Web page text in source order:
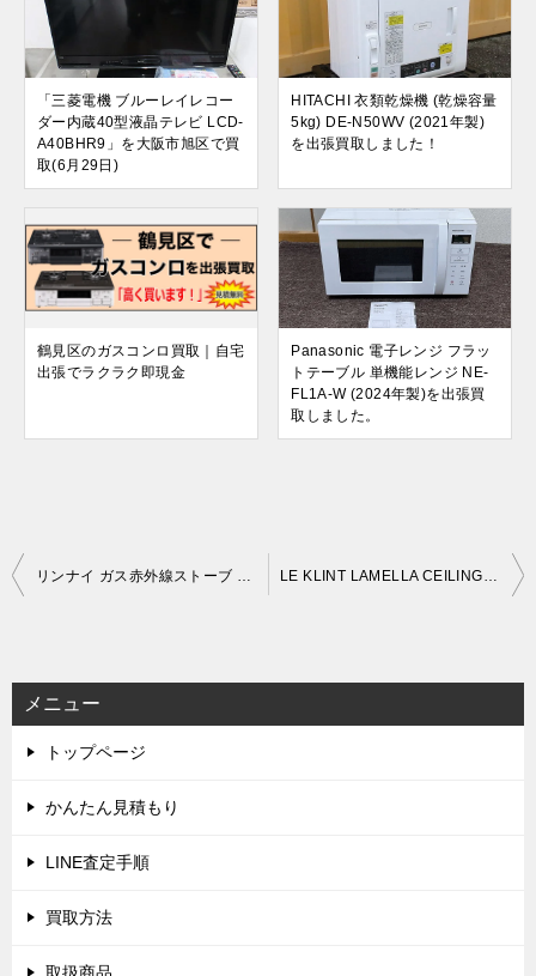
「三菱電機 ブルーレイレコー
ダー内蔵40型液晶テレビ LCD-
A40BHR9」を大阪市旭区で買
取(6月29日)
HITACHI 衣類乾燥機 (乾燥容量
5kg) DE-N50WV (2021年製)
を出張買取しました！
鶴見区のガスコンロ買取｜自宅
出張でラクラク即現金
Panasonic 電子レンジ フラッ
トテーブル 単機能レンジ NE-
FL1A-W (2024年製)を出張買
取しました。
投
ビ
ゲ
ー
シ
メニュー
トップページ
かんたん見積もり
LINE査定手順
買取方法
取扱商品